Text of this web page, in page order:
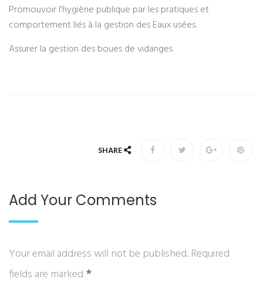
Promouvoir l’hygiène publique par les pratiques et
comportement liés à la gestion des Eaux usées.
Assurer la gestion des boues de vidanges
SHARE
Add Your Comments
Your email address will not be published. Required
fields are marked *